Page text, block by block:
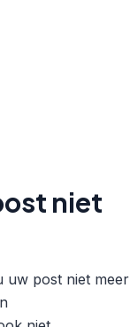
niet
uw post niet meer